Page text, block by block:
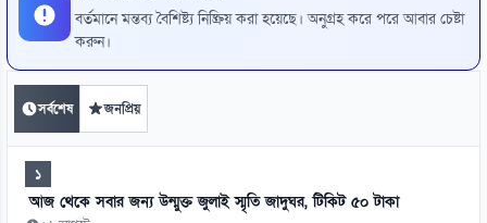
বর্তমানে মন্তব্য বৈশিষ্ট্য নিষ্ক্রিয় করা হয়েছে। অনুগ্রহ করে পরে আবার চেষ্টা
করুন।
সর্বশেষ জনপ্রিয়
১
আজ থেকে সবার জন্য উন্মুক্ত জুলাই স্মৃতি জাদুঘর, টিকিট ৫০ টাকা